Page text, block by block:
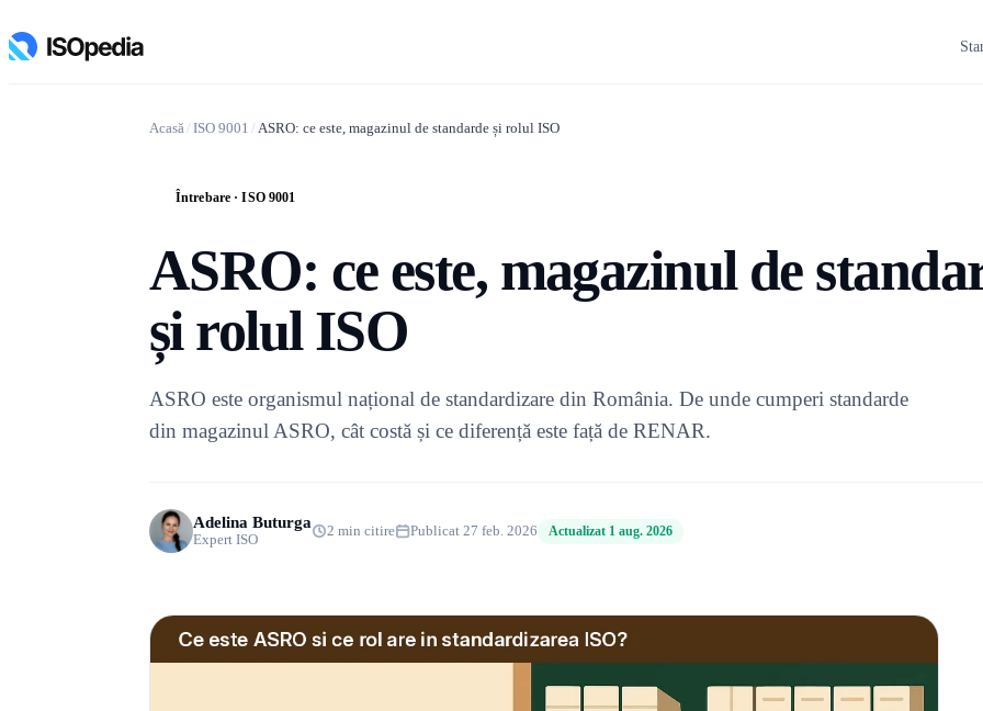
Acasă/ ISO 9001 / ASRO: ce este, magazinul de standarde și rolul ISO
Întrebare · ISO 9001
ASRO: ce este, magazinul de
și rolul ISO
ASRO este organismul național de standardizare din România. De unde cumperi standarde
din magazinul ASRO, cât costă și ce diferență este față de RENAR.
Adelina Buturga
Expert ISO
2 min citire Publicat 27 feb. 2026 Actualizat 1 aug. 2026